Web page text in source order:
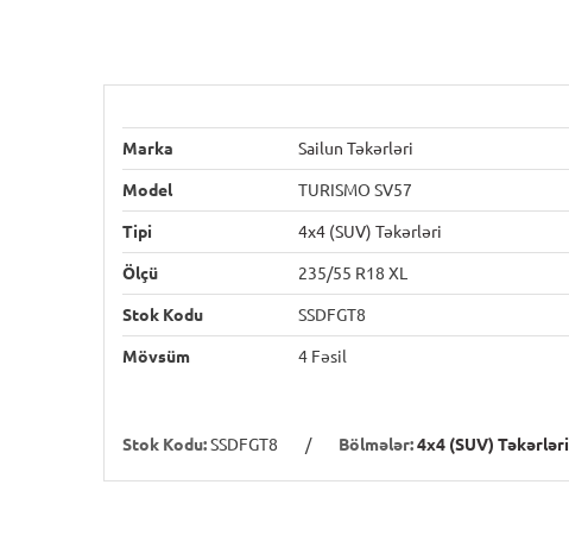
Marka Sailun Təkərləri
Model TURISMO SV57
Tipi 4x4 (SUV) Təkərləri
Ölçü 235/55 R18 XL
Stok Kodu SSDFGT8
Mövsüm 4 Fəsil
Stok Kodu:SSDFGT8 / Bölmələr:4x4 (SUV) Təkərləri